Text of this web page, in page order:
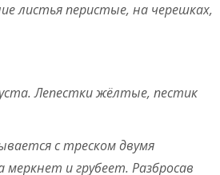
листья перистые, на черешках,
Лепестки жёлтые, пестик
с треском двумя
и грубеет. Разбросав